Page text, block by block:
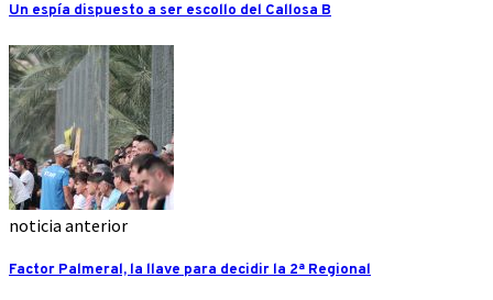
Un espía dispuesto a ser escollo del Callosa B
noticia anterior
Factor Palmeral, la llave para decidir la 2ª Regional